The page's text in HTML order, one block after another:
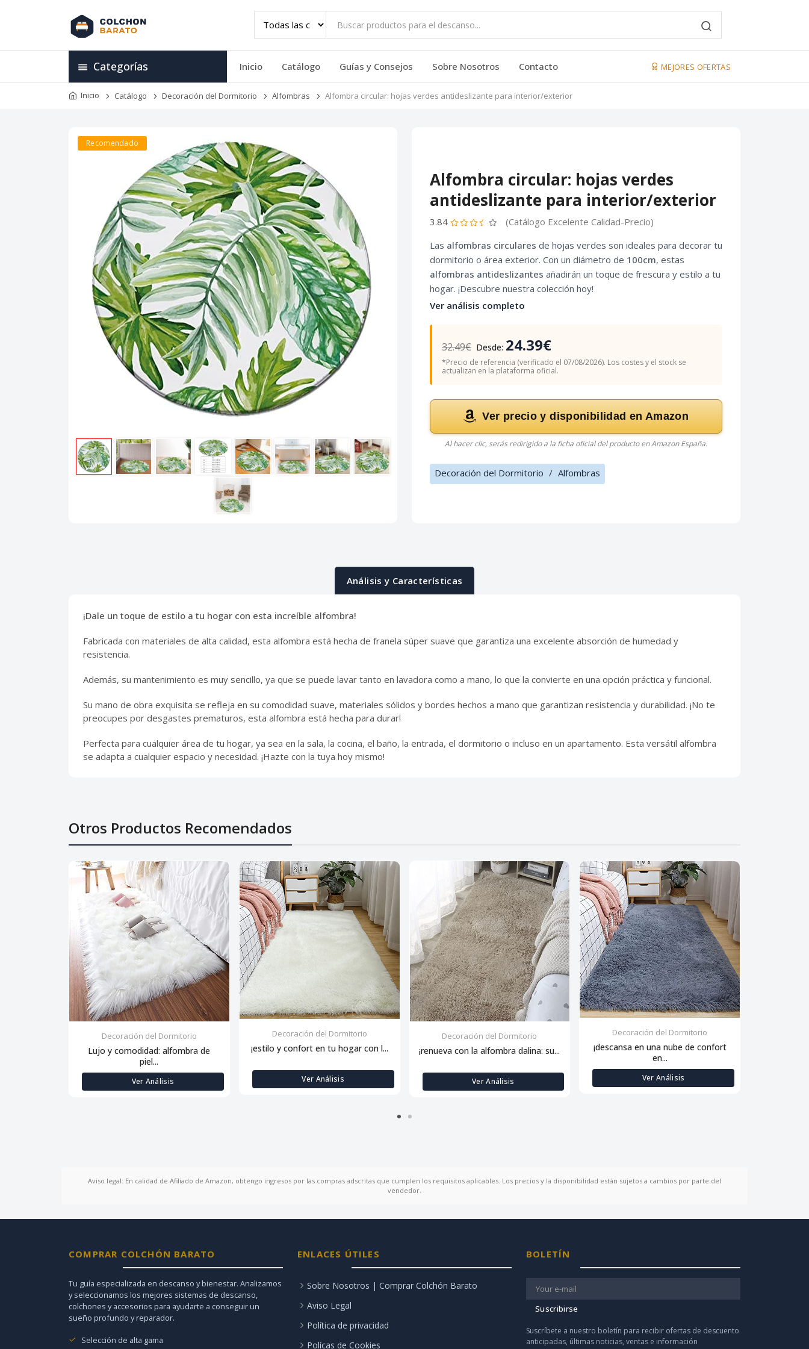
Categorías Inicio Catálogo Guías y Consejos Sobre Nosotros Contacto MEJORES OFERTAS
Inicio Catálogo Decoración del Dormitorio Alfombras Alfombra circular: hojas verdes antideslizante para interior/exterior
Recomendado
Alfombra circular: hojas verdes
antideslizante para interior/exterior
3.84
(Catálogo Excelente Calidad-Precio)
Las alfombras circulares de hojas verdes son ideales para decorar tu
dormitorio o área exterior. Con un diámetro de 100cm, estas
alfombras antideslizantes añadirán un toque de frescura y estilo a tu
hogar. ¡Descubre nuestra colección hoy!
Ver análisis completo
32.49€ Desde: 24.39€
*Precio de referencia (verificado el 07/08/2026). Los costes y el stock se
actualizan en la plataforma oficial.
Ver precio y disponibilidad en Amazon
Al hacer clic, serás redirigido a la ficha oficial del producto en Amazon España.
Decoración del Dormitorio / Alfombras
Análisis y Características
¡Dale un toque de estilo a tu hogar con esta increíble alfombra!
Fabricada con materiales de alta calidad, esta alfombra está hecha de franela súper suave que garantiza una excelente absorción de humedad y
resistencia.
Además, su mantenimiento es muy sencillo, ya que se puede lavar tanto en lavadora como a mano, lo que la convierte en una opción práctica y funcional.
Su mano de obra exquisita se refleja en su comodidad suave, materiales sólidos y bordes hechos a mano que garantizan resistencia y durabilidad. ¡No te
preocupes por desgastes prematuros, esta alfombra está hecha para durar!
Perfecta para cualquier área de tu hogar, ya sea en la sala, la cocina, el baño, la entrada, el dormitorio o incluso en un apartamento. Esta versátil alfombra
se adapta a cualquier espacio y necesidad. ¡Hazte con la tuya hoy mismo!
Otros Productos Recomendados
Decoración del Dormitorio
Lujo y comodidad: alfombra de
piel...
Ver Análisis
Decoración del Dormitorio
¡estilo y confort en tu hogar con l...
Ver Análisis
Decoración del Dormitorio
¡renueva con la alfombra dalina: su...
Ver Análisis
Decoración del Dormitorio
¡descansa en una nube de confort
en...
Ver Análisis
Aviso legal: En calidad de Afiliado de Amazon, obtengo ingresos por las compras adscritas que cumplen los requisitos aplicables. Los precios y la disponibilidad están sujetos a cambios por parte del
vendedor.
COMPRAR COLCHÓN BARATO
Tu guía especializada en descanso y bienestar. Analizamos
y seleccionamos los mejores sistemas de descanso,
colchones y accesorios para ayudarte a conseguir un
sueño profundo y reparador.
Selección de alta gama
ENLACES ÚTILES
Sobre Nosotros | Comprar Colchón Barato
Aviso Legal
Política de privacidad
Polícas de Cookies
BOLETÍN
Suscribirse
Suscríbete a nuestro boletín para recibir ofertas de descuento
anticipadas, últimas noticias, ventas e información